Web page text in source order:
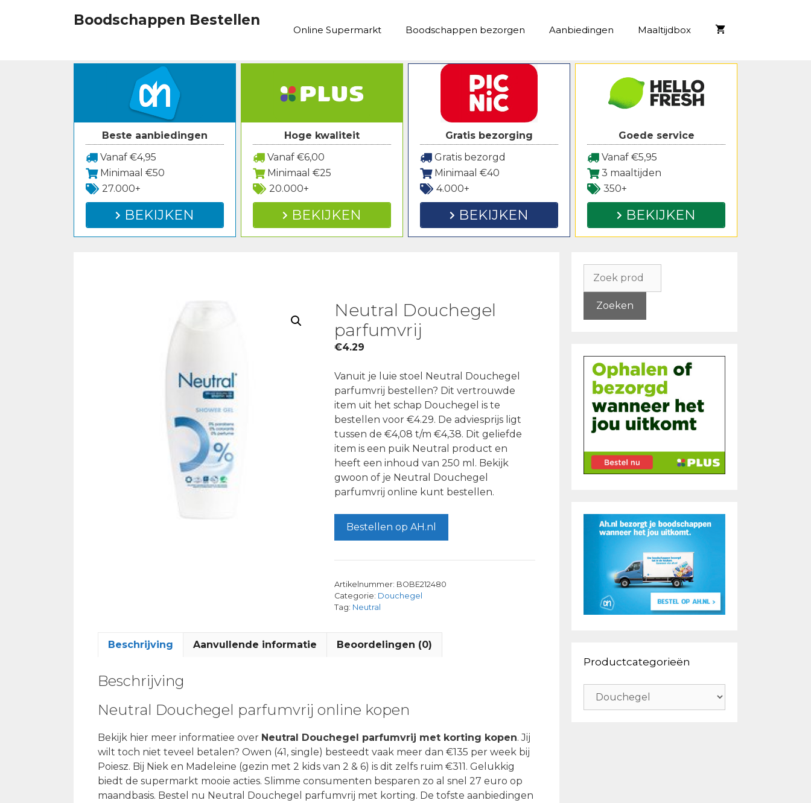
Boodschappen Bestellen
Online Supermarkt Boodschappen bezorgen Aanbiedingen Maaltijdbox
Beste aanbiedingen
Vanaf €4,95
Minimaal €50
27.000+
BEKIJKEN
Hoge kwaliteit
Vanaf €6,00
Minimaal €25
20.000+
BEKIJKEN
Gratis bezorging
Gratis bezorgd
Minimaal €40
4.000+
BEKIJKEN
Goede service
Vanaf €5,95
3 maaltijden
350+
BEKIJKEN
Neutral Douchegel
parfumvrij
€4.29
Vanuit je luie stoel Neutral Douchegel
parfumvrij bestellen? Dit vertrouwde
item uit het schap Douchegel is te
bestellen voor €4.29. De adviesprijs ligt
tussen de €4,08 t/m €4,38. Dit geliefde
item is een puik Neutral product en
heeft een inhoud van 250 ml. Bekijk
gwoon of je Neutral Douchegel
parfumvrij online kunt bestellen.
Bestellen op AH.nl
Artikelnummer: BOBE212480
Categorie: Douchegel
Tag: Neutral
Beschrijving Aanvullende informatie Beoordelingen (0)
Beschrijving
Neutral Douchegel parfumvrij online kopen
Bekijk hier meer informatiee over Neutral Douchegel parfumvrij met korting kopen. Jij
wilt toch niet teveel betalen? Owen (41, single) besteedt vaak meer dan €135 per week bij
Poiesz. Bij Niek en Madeleine (gezin met 2 kids van 2 & 6) is dit zelfs ruim €311. Gelukkig
biedt de supermarkt mooie acties. Slimme consumenten besparen zo al snel 27 euro op
maandbasis. Bestel nu Neutral Douchegel parfumvrij met korting. De tofste aanbiedingen
naar:
Zoeken
Productcategorieën